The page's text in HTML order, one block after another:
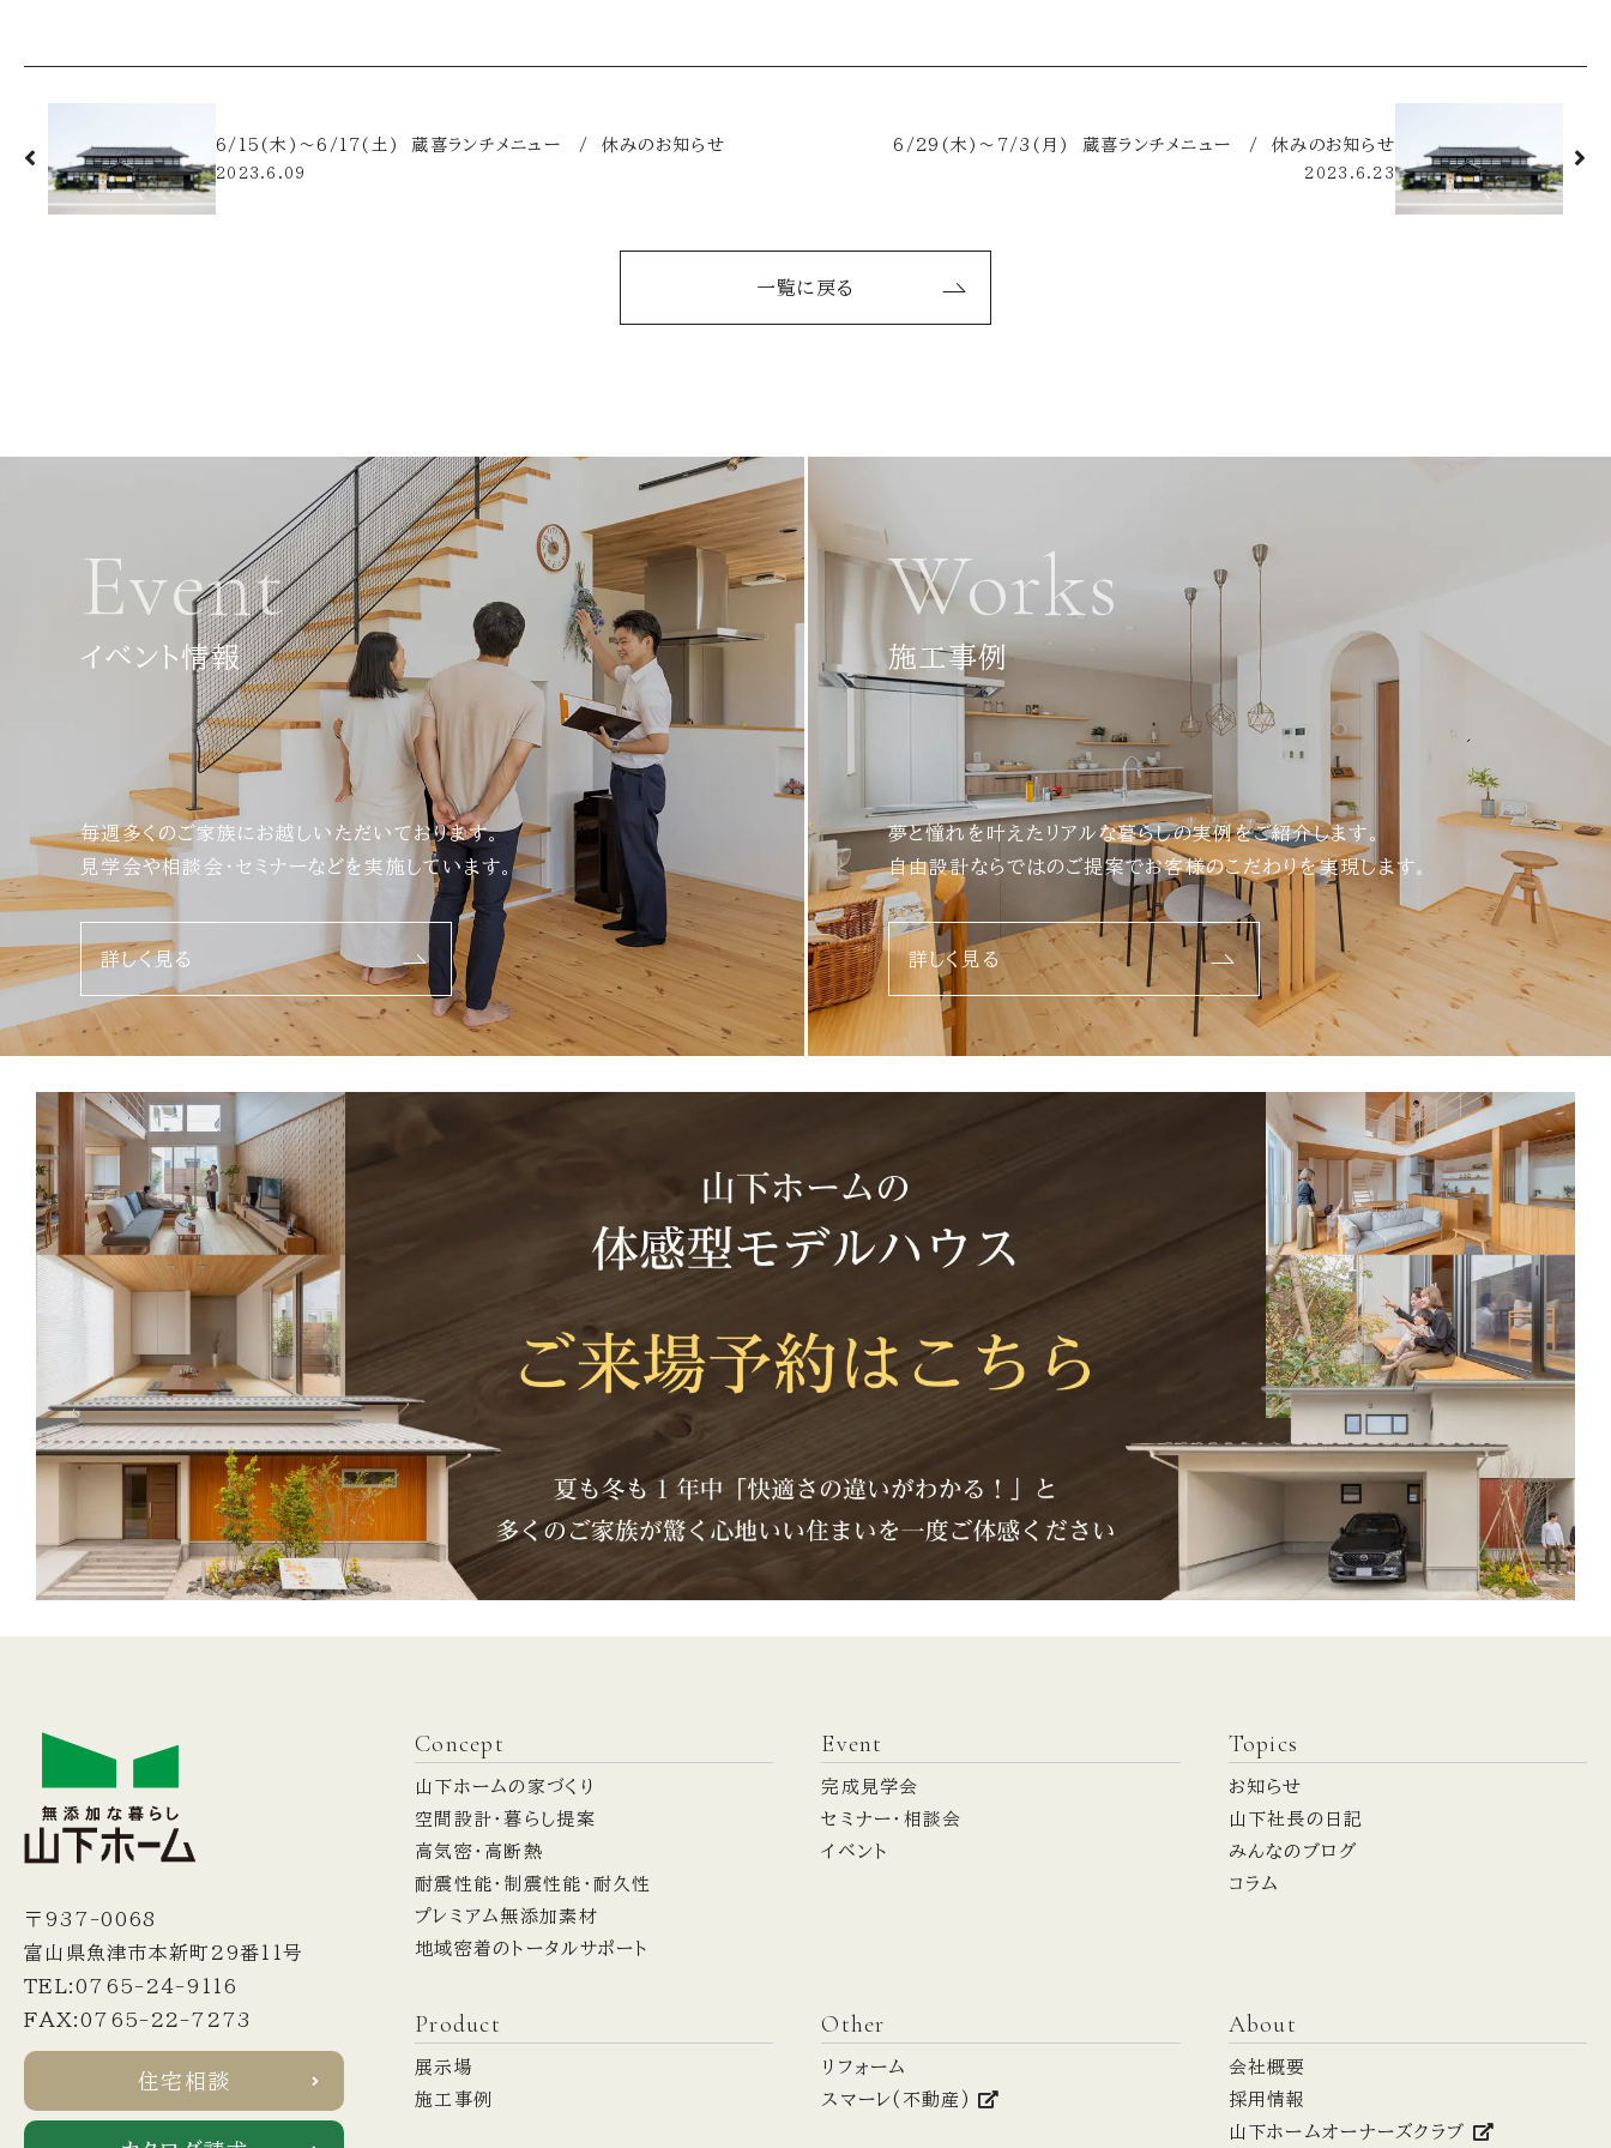
6/15(木)～6/17(土) 蔵喜ランチメニュー / 休みのお知らせ
2023.6.09
6/29(木)～7/3(月) 蔵喜ランチメニュー / 休みのお知らせ
2023.6.23
一覧に戻る
Event
イベント情報
毎週多くのご家族にお越しいただいております。
見学会や相談会・セミナーなどを実施しています。
詳しく見る
Works
施工事例
夢と憧れを叶えたリアルな暮らしの実例をご紹介します。
自由設計ならではのご提案でお客様のこだわりを実現します。
詳しく見る
〒937-0068
富山県魚津市本新町29番11号
TEL:0765-24-9116
FAX:0765-22-7273
住宅相談
Concept
山下ホームの家づくり
空間設計・暮らし提案
高気密・高断熱
耐震性能・制震性能・耐久性
プレミアム無添加素材
地域密着のトータルサポート
Event
完成見学会
セミナー・相談会
イベント
Topics
お知らせ
山下社長の日記
みんなのブログ
コラム
Product
展示場
施工事例
Other
リフォーム
スマーレ(不動産)
About
会社概要
採用情報
山下ホームオーナーズクラブ